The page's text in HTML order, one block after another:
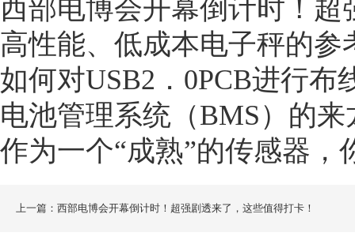
西部电博会开幕倒计时！
高性能、低成本电子秤的参
如何对USB2．0PCB进行布
电池管理系统（BMS）的来
作为一个“成熟”的传感器，
上一篇：西部电博会开幕倒计时！超强剧透来了，这些值得打卡！